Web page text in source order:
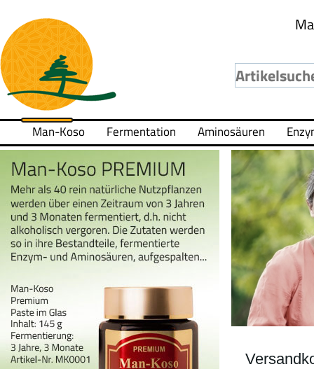
Man-Koso Fermentation Aminosäuren